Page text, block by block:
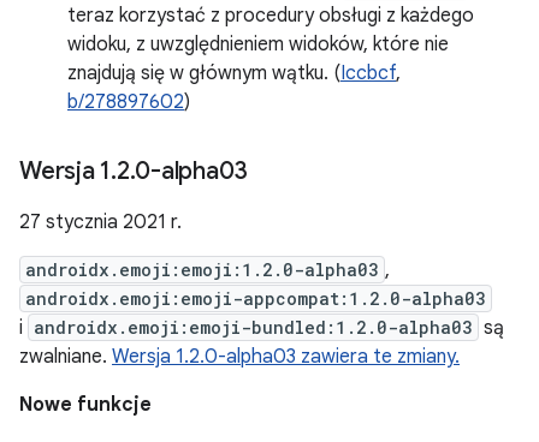
teraz korzystać z procedury obsługi z każdego
widoku, z uwzględnieniem widoków, które nie
znajdują się w głównym wątku. (Iccbcf,
b/278897602)
Wersja 1.2.0-alpha03
27 stycznia 2021 r.
androidx.emoji:emoji:1.2.0-alpha03 ,
androidx.emoji:emoji-appcompat:1.2.0-alpha03
i androidx.emoji:emoji-bundled:1.2.0-alpha03 są
zwalniane. Wersja 1.2.0-alpha03 zawiera te zmiany.
Nowe funkcje